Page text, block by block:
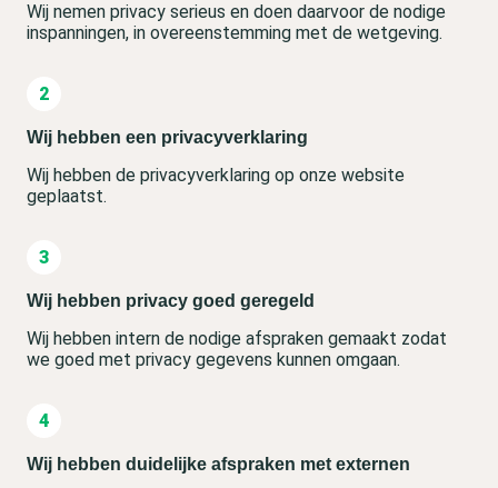
Wij nemen privacy serieus en doen daarvoor de nodige
inspanningen, in overeenstemming met de wetgeving.
Wij hebben een privacyverklaring
Wij hebben de privacyverklaring op onze website
geplaatst.
Wij hebben privacy goed geregeld
Wij hebben intern de nodige afspraken gemaakt zodat
we goed met privacy gegevens kunnen omgaan.
Wij hebben duidelijke afspraken met externen